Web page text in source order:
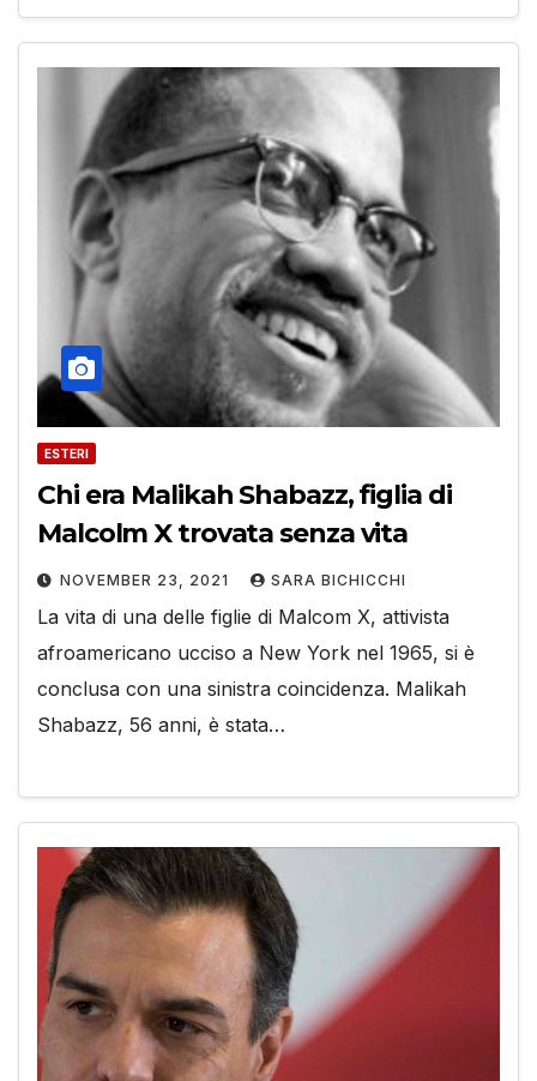
ESTERI
Chi era Malikah Shabazz, figlia di
Malcolm X trovata senza vita
NOVEMBER 23, 2021 SARA BICHICCHI
La vita di una delle figlie di Malcom X, attivista
afroamericano ucciso a New York nel 1965, si è
conclusa con una sinistra coincidenza. Malikah
Shabazz, 56 anni, è stata…